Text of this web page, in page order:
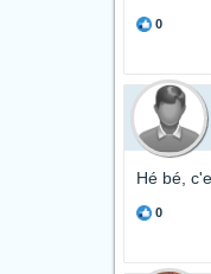
0
Hé bé,
0